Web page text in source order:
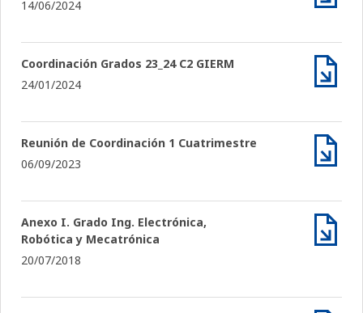
14/06/2024
Coordinación Grados 23_24 C2 GIERM
24/01/2024
Reunión de Coordinación 1 Cuatrimestre
06/09/2023
Anexo I. Grado Ing. Electrónica,
Robótica y Mecatrónica
20/07/2018